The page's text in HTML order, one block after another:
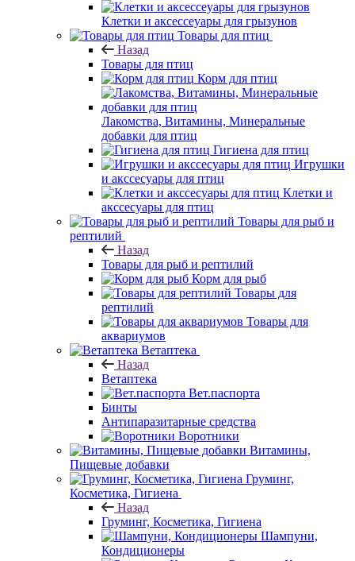
Клетки и аксессеуары для грызунов
Товары для птиц
Назад
Товары для птиц
Корм для птиц
Лакомства, Витамины, Минеральные
добавки для птиц
Гигиена для птиц
Игрушки
и акссесуары для птиц
Клетки и
акссесуары для птиц
Товары для рыб и
рептилий
Назад
Товары для рыб и рептилий
Корм для рыб
Товары для
рептилий
Товары для
аквариумов
Ветаптека
Назад
Ветаптека
Вет.паспорта
Бинты
Антипаразитарные средства
Воротники
Витамины,
Пищевые добавки
Груминг,
Косметика, Гигиена
Назад
Груминг, Косметика, Гигиена
Шампуни,
Кондиционеры